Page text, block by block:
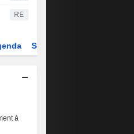
RE
Secteur
à